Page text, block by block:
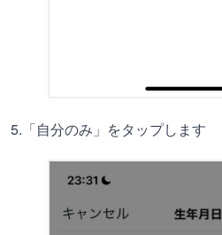
5.「自分のみ」をタップします